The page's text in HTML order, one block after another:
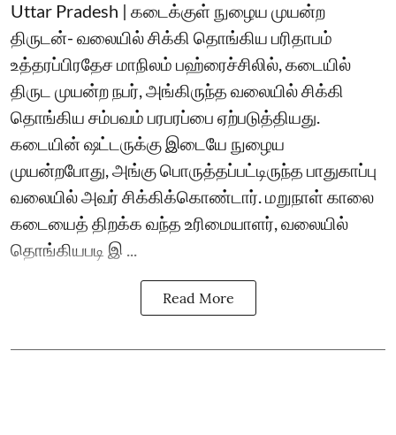
Uttar Pradesh | கடைக்குள் நுழைய முயன்ற
திருடன்- வலையில் சிக்கி தொங்கிய பரிதாபம்
உத்தரப்பிரதேச மாநிலம் பஹ்ரைச்சிலில், கடையில்
திருட முயன்ற நபர், அங்கிருந்த வலையில் சிக்கி
தொங்கிய சம்பவம் பரபரப்பை ஏற்படுத்தியது.
கடையின் ஷட்டருக்கு இடையே நுழைய
முயன்றபோது, அங்கு பொருத்தப்பட்டிருந்த பாதுகாப்பு
வலையில் அவர் சிக்கிக்கொண்டார். மறுநாள் காலை
கடையைத் திறக்க வந்த உரிமையாளர், வலையில்
தொங்கியபடி இ ...
Read More